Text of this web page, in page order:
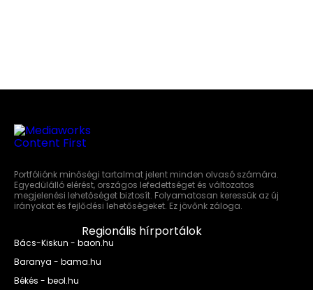
Portfóliónk minőségi tartalmat jelent minden olvasó számára.
Egyedülálló elérést, országos lefedettséget és változatos
megjelenési lehetőséget biztosít. Folyamatosan keressük az új
irányokat és fejlődési lehetőségeket. Ez jövőnk záloga.
Regionális hírportálok
Bács-Kiskun - baon.hu
Baranya - bama.hu
Békés - beol.hu